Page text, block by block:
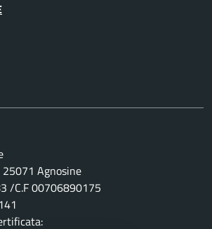
Agnosine
/C.F 00706890175